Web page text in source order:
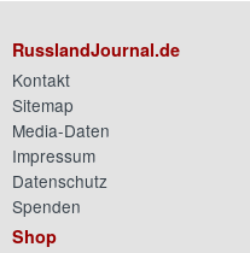
RusslandJournal.de
Kontakt
Sitemap
Media-Daten
Impressum
Datenschutz
Spenden
Shop